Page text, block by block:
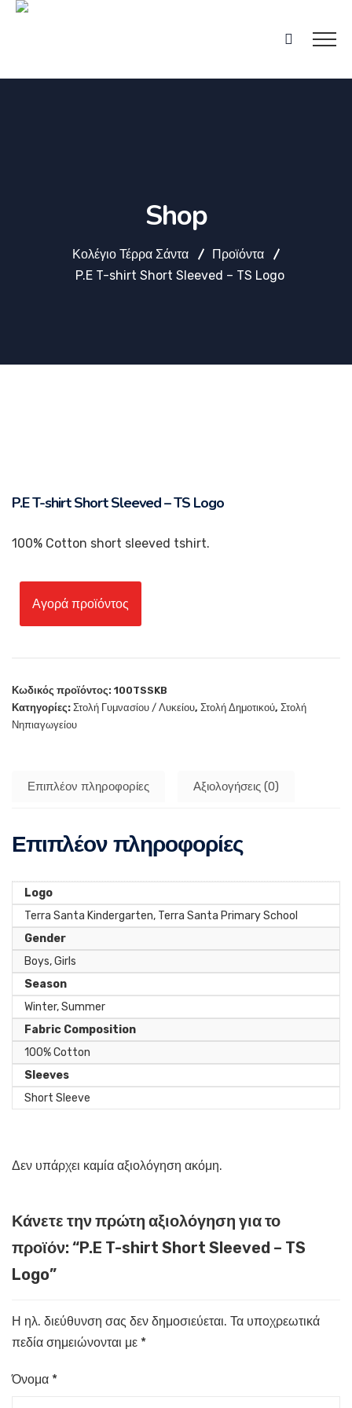
Shop
Κολέγιο Τέρρα Σάντα
Προϊόντα
P.E T-shirt Short Sleeved – TS Logo
P.E T-shirt Short Sleeved – TS Logo
100% Cotton short sleeved tshirt.
Αγορά προϊόντος
Κωδικός προϊόντος: 100TSSKB
Κατηγορίες: Στολή Γυμνασίου / Λυκείου, Στολή Δημοτικού, Στολή
Νηπιαγωγείου
Επιπλέον πληροφορίες Αξιολογήσεις (0)
Επιπλέον πληροφορίες
Logo
Terra Santa Kindergarten, Terra Santa Primary School
Gender
Boys, Girls
Season
Winter, Summer
Fabric Composition
100% Cotton
Sleeves
Short Sleeve
Δεν υπάρχει καμία αξιολόγηση ακόμη.
Κάνετε την πρώτη αξιολόγηση για το
προϊόν: “P.E T-shirt Short Sleeved – TS
Logo”
Η ηλ. διεύθυνση σας δεν δημοσιεύεται. Τα υποχρεωτικά
πεδία σημειώνονται με *
Όνομα *